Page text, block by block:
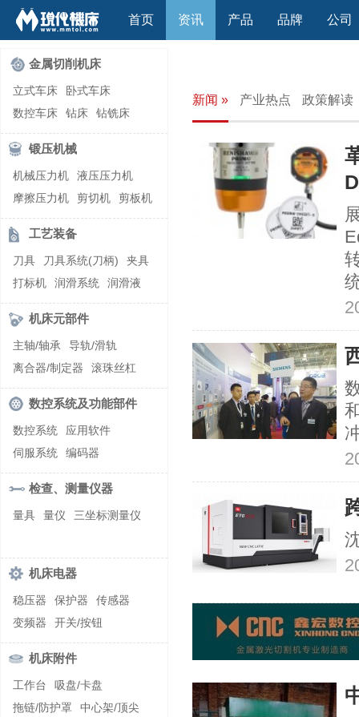
首页 资讯 产品 品牌 公司
金属切削机床
立式车床
卧式车床
数控车床
钻床
钻铣床
立式镗(铣)床
卧式镗(铣)床
龙门铣镗床
立式铣床
卧式铣床
雕刻机
平面磨床
外圆磨床
内圆磨床
龙门磨床
滚齿机\铣齿机
刨床
带锯床
车削加工中心
立式加工中心
卧式加工中心
龙门加工中心
激光快速成型
组合机床
螺纹加工机床
锻压机械
机械压力机
液压压力机
摩擦压力机
剪切机
剪板机
自动锻压机
折弯机
弯管机
快速成型机
工艺装备
刀具 刀具系统(刀柄)
夹具
打标机
润滑系统
润滑液
切削液
刃磨机
机床元部件
主轴/轴承
导轨/滑轨
离合器/制定器
滚珠丝杠
齿轮/减速器
数控系统及功能部件
数控系统
应用软件
伺服系统
编码器
检查、测量仪器
量具 量仪 三坐标测量仪
机床电器
稳压器 保护器
传感器
变频器
开关/按钮
机床附件
工作台
吸盘/卡盘
拖链/防护罩
中心架/顶尖
新闻 » 产业热点 政策解读